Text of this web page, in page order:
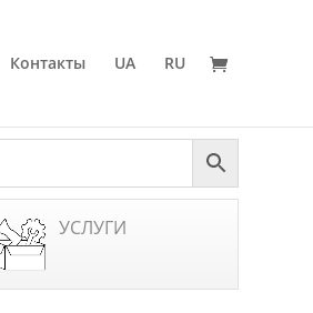
Контакты UA RU
УСЛУГИ